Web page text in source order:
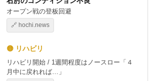
オープン戦の登板回避
🔗 hochi.news
🟡 リハビリ
リハビリ開始 / 1週間程度はノースロー「４
月中に戻れれば…」